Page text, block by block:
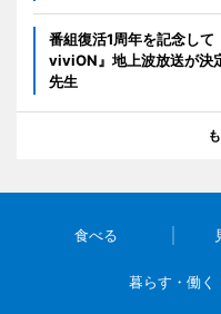
番組復活1周年を記念し
viviON』地上波放送が決
先生
食べる
暮らす・働く